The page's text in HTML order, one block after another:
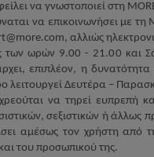
να γνωστοποιεί στη
να επικοινωνήσει με τη
@more.com, αλλιώς
των ωρών 9.00 - 21.00 και
επιπλέον, η
λειτουργεί Δευτέρα –
να τηρεί ευπρεπή
σεξιστικών ή
αμέσως τον χρήστη από
του προσωπικού της.